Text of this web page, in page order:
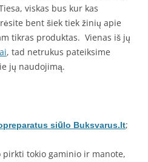
viskas bus kur kas
bent šiek tiek žinių apie
tikras produktas. Vienas iš jų
, tad netrukus pateiksime
jų naudojimą.
siūlo Buksvarus.lt;
tokio gaminio ir manote,